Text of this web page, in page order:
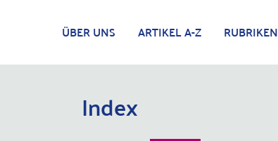
ÜBER UNS ARTIKEL A-Z RUBRIKEN
Index